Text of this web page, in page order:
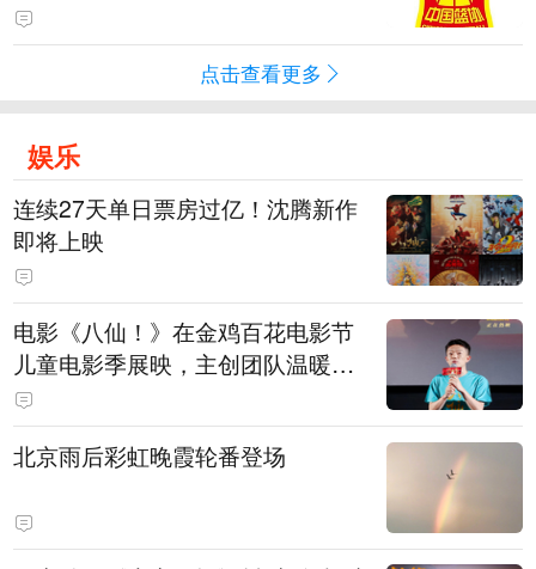
点击查看更多
娱乐
连续27天单日票房过亿！沈腾新作
即将上映
电影《八仙！》在金鸡百花电影节
儿童电影季展映，主创团队温暖寄
语小观众
北京雨后彩虹晚霞轮番登场